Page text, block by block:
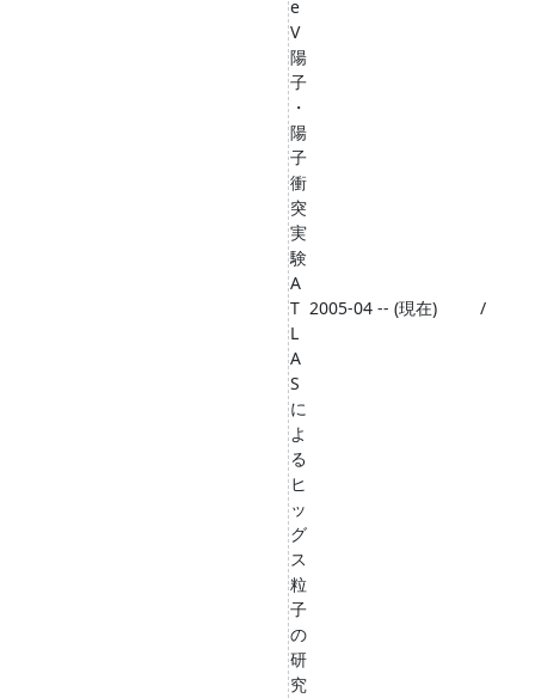
e
V
陽
子
・
陽
子
衝
突
実
験
A
T
L
A
S
に
よ
る
ヒ
ッ
グ
ス
粒
子
の
研
究
2005-04 -- (現在) /